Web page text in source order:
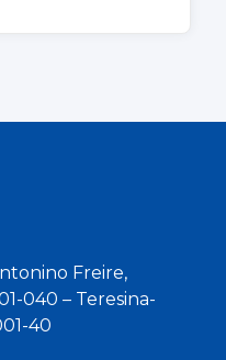
Freire,
040 – Teresina-
40